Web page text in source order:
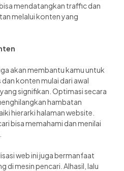
mendatangkan traffic dan
melalui konten yang
akan membantu kamu untuk
konten mulai dari awal
signifikan. Optimasi secara
hambatan
hierarki halaman website.
bisa memahami dan menilai
web ini juga bermanfaat
di mesin pencari. Alhasil, lalu